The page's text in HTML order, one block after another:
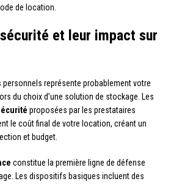
de location.
et leur impact sur
personnels représente probablement votre
du choix d’une solution de stockage. Les
proposées par les prestataires
le coût final de votre location, créant un
et budget.
constitue la première ligne de défense
Les dispositifs basiques incluent des